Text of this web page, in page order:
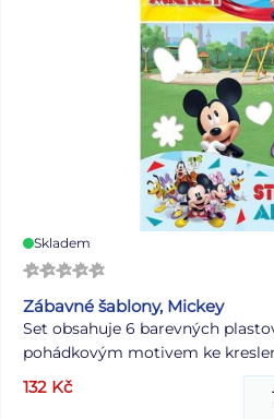
Skladem
Zábavné šablony, Mickey
Set obsahuje 6 barevných
pohádkovým motivem ke
132 Kč